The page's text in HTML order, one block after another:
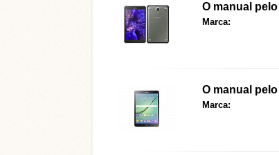
O manual pelo
Marca:
O manual pelo
Marca: